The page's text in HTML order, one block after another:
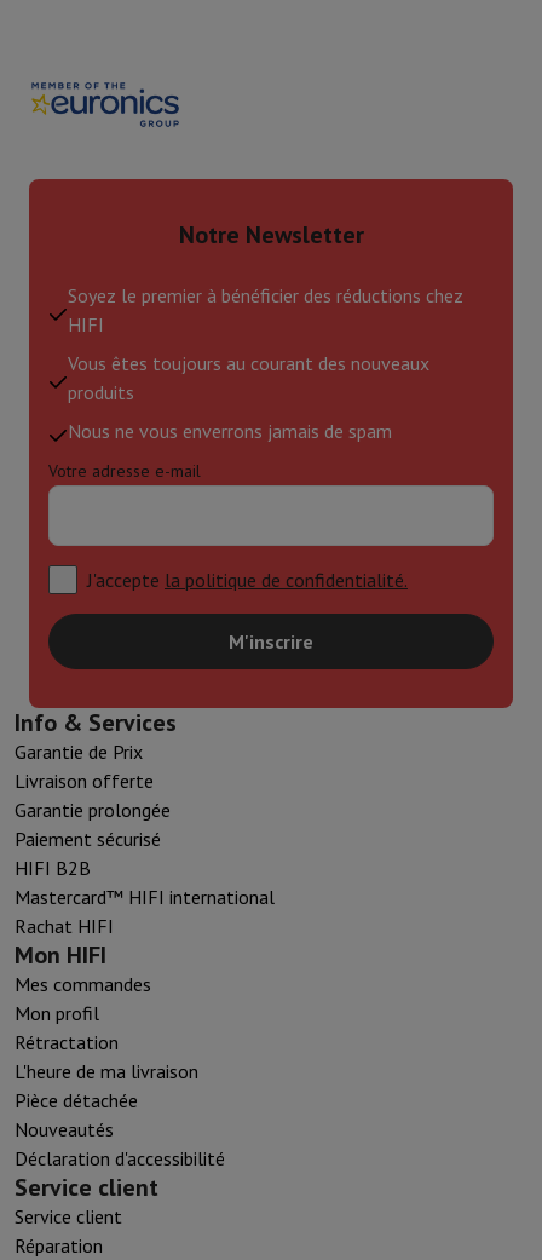
Notre Newsletter
Soyez le premier à bénéficier des réductions chez
HIFI
Vous êtes toujours au courant des nouveaux
produits
Nous ne vous enverrons jamais de spam
Votre adresse e-mail
J'accepte la politique de confidentialité.
M'inscrire
Info & Services
Garantie de Prix
Livraison offerte
Garantie prolongée
Paiement sécurisé
HIFI B2B
Mastercard™ HIFI international
Rachat HIFI
Mon HIFI
Mes commandes
Mon profil
Rétractation
L'heure de ma livraison
Pièce détachée
Nouveautés
Déclaration d'accessibilité
Service client
Service client
Réparation